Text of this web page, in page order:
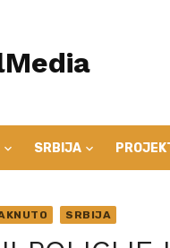
SRBIJA
SRBIJA